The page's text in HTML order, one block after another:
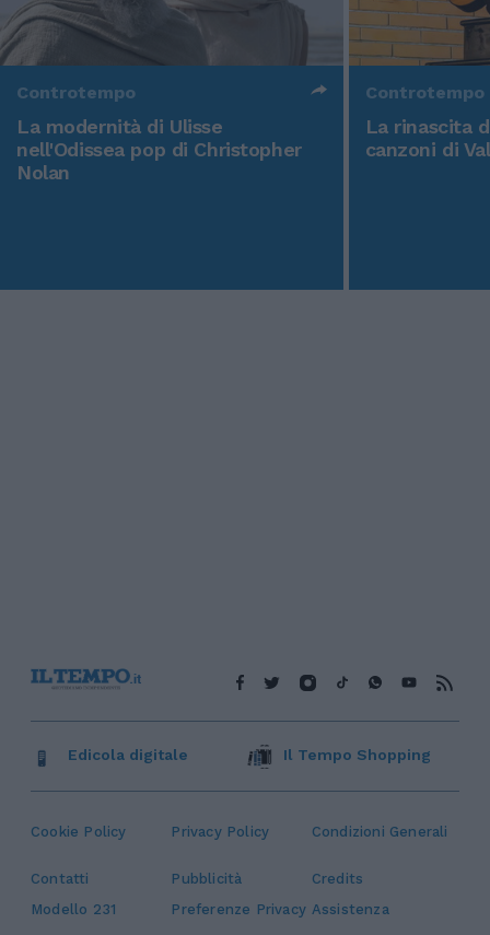
Controtempo
La modernità di Ulisse
nell'Odissea pop di Christopher
Nolan
Controtempo
La rinascita
canzoni di
Cookie Policy Privacy Policy Condizioni Generali
Contatti Pubblicità
Credits
Modello 231
Preferenze Privacy Assistenza
Edicola digitale Il Tempo Shopping